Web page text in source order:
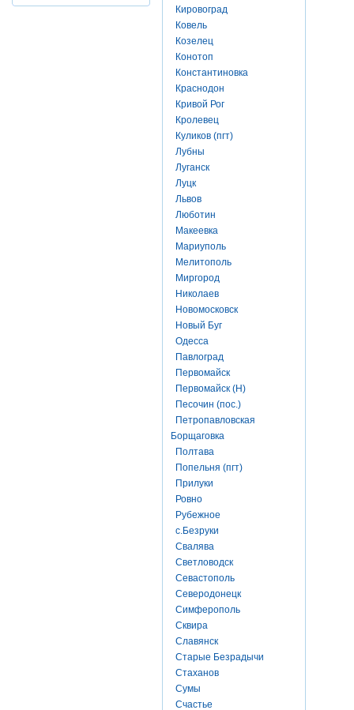
Кировоград
Ковель
Козелец
Конотоп
Константиновка
Краснодон
Кривой Рог
Кролевец
Куликов (пгт)
Лубны
Луганск
Луцк
Львов
Люботин
Макеевка
Мариуполь
Мелитополь
Миргород
Николаев
Новомосковск
Новый Буг
Одесса
Павлоград
Первомайск
Первомайск (Н)
Песочин (пос.)
Петропавловская
Борщаговка
Полтава
Попельня (пгт)
Прилуки
Ровно
Рубежное
с.Безруки
Свалява
Светловодск
Севастополь
Северодонецк
Симферополь
Сквира
Славянск
Старые Безрадычи
Стаханов
Сумы
Счастье